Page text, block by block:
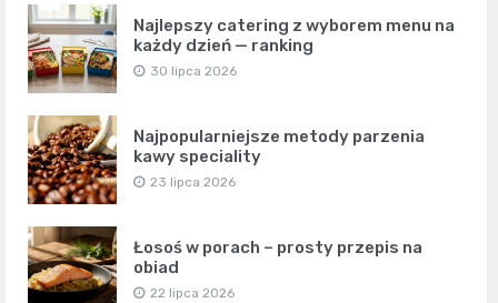
Najlepszy catering z wyborem menu na
każdy dzień — ranking
30 lipca 2026
Najpopularniejsze metody parzenia
kawy speciality
23 lipca 2026
Łosoś w porach – prosty przepis na
obiad
22 lipca 2026